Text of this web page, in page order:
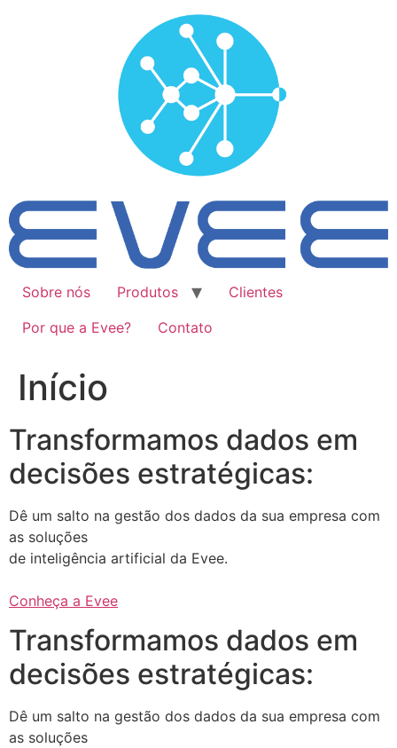
Sobre nós Produtos
Clientes
Por que a Evee?
Contato
Início
Transformamos dados em
decisões estratégicas:
Dê um salto na gestão dos dados da sua empresa com
as soluções
de inteligência artificial da Evee.
Conheça a Evee
Transformamos dados em
decisões estratégicas:
Dê um salto na gestão dos dados da sua empresa com
as soluções